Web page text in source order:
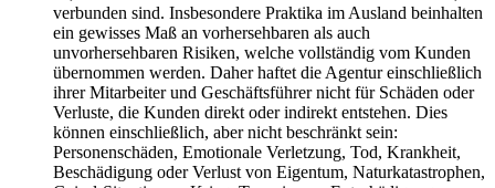
verbunden sind. Insbesondere Praktika im Ausland beinhalten
ein gewisses Maß an vorhersehbaren als auch
unvorhersehbaren Risiken, welche vollständig vom Kunden
übernommen werden. Daher haftet die Agentur einschließlich
ihrer Mitarbeiter und Geschäftsführer nicht für Schäden oder
Verluste, die Kunden direkt oder indirekt entstehen. Dies
können einschließlich, aber nicht beschränkt sein:
Personenschäden, Emotionale Verletzung, Tod, Krankheit,
Beschädigung oder Verlust von Eigentum, Naturkatastrophen,